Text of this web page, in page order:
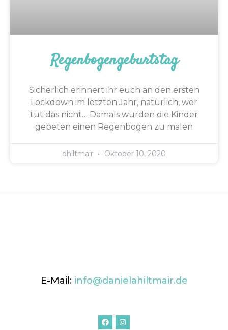
Regenbogengeburtstag
Sicherlich erinnert ihr euch an den ersten
Lockdown im letzten Jahr, natürlich, wer
tut das nicht… Damals wurden die Kinder
gebeten einen Regenbogen zu malen
dhiltmair Oktober 10, 2020
E-Mail: info@danielahiltmair.de